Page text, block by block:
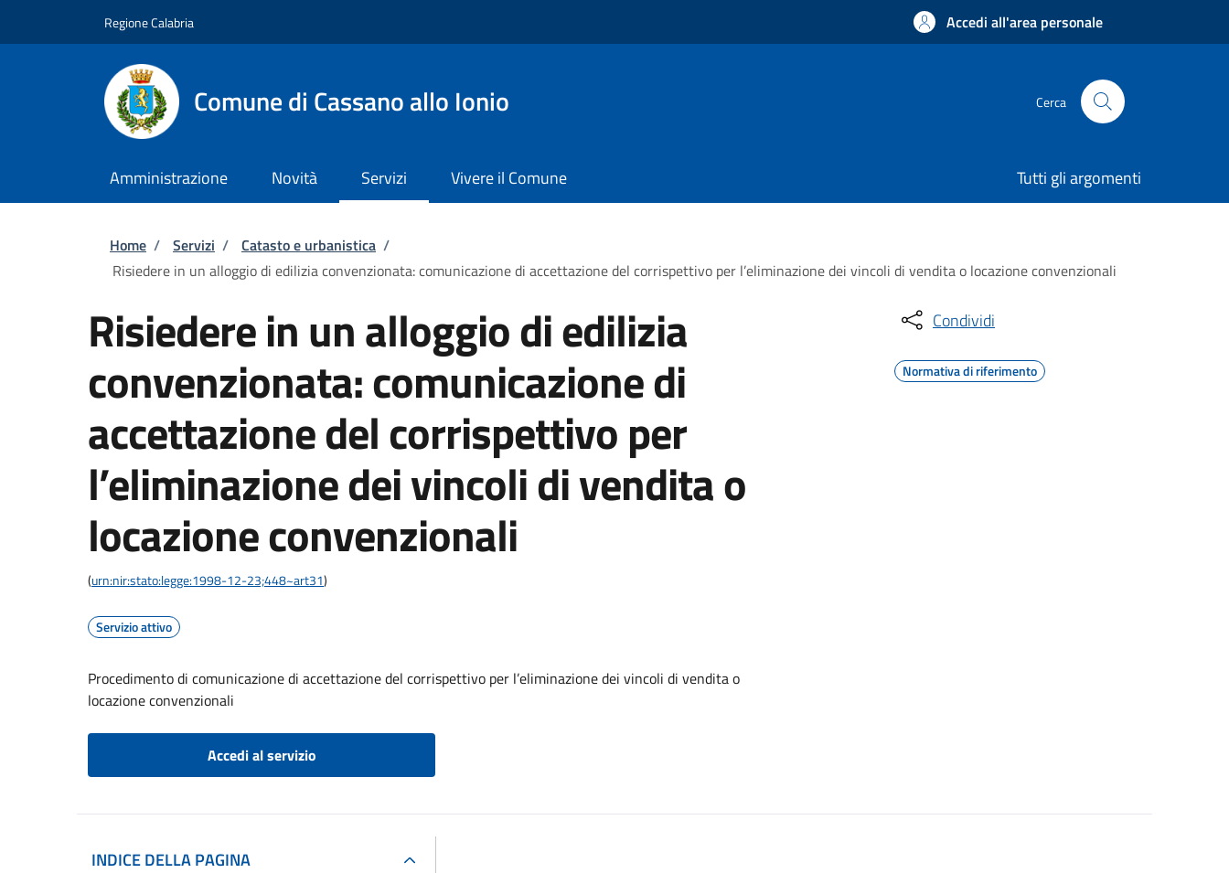
Regione Calabria Accedi all'area personale
Comune di Cassano allo Ionio Cerca
Amministrazione Novità Servizi Vivere il Comune Tutti gli argomenti
Briciole di pane
Home / Servizi / Catasto e urbanistica /
Risiedere in un alloggio di edilizia convenzionata: comunicazione di accettazione del corrispettivo per l’eliminazione dei vincoli di vendita o locazione convenzionali
Risiedere in un alloggio di edilizia
convenzionata: comunicazione di
accettazione del corrispettivo per
l’eliminazione dei vincoli di vendita o
locazione convenzionali
(urn:nir:stato:legge:1998-12-23;448~art31)
Servizio attivo
Procedimento di comunicazione di accettazione del corrispettivo per l’eliminazione dei vincoli di vendita o
locazione convenzionali
Accedi al servizio
Condividi
Normativa di riferimento
INDICE DELLA PAGINA